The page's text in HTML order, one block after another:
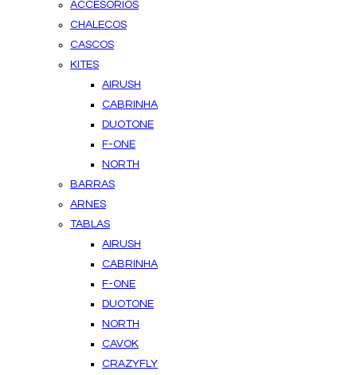
ACCESORIOS
CHALECOS
CASCOS
KITES
AIRUSH
CABRINHA
DUOTONE
F-ONE
NORTH
BARRAS
ARNES
TABLAS
AIRUSH
CABRINHA
F-ONE
DUOTONE
NORTH
CAVOK
CRAZYFLY